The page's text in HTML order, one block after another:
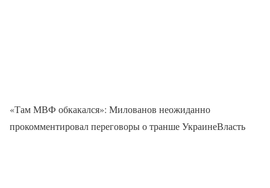
«Там МВФ обкакался»: Милованов неожиданно
прокомментировал переговоры о транше УкраинеВласть